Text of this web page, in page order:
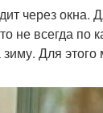
через
не всегда
Для